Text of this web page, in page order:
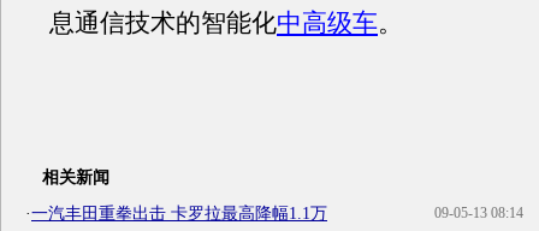
息通信技术的智能化中高级车。
相关新闻
09-05-13 08:14
·一汽丰田重拳出击 卡罗拉最高降幅1.1万